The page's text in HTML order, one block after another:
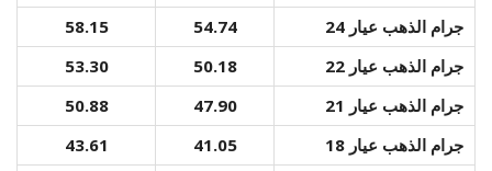
جرام الذهب عيار 24
54.74
58.15
جرام الذهب عيار 22
50.18
53.30
جرام الذهب عيار 21
47.90
50.88
جرام الذهب عيار 18
41.05
43.61